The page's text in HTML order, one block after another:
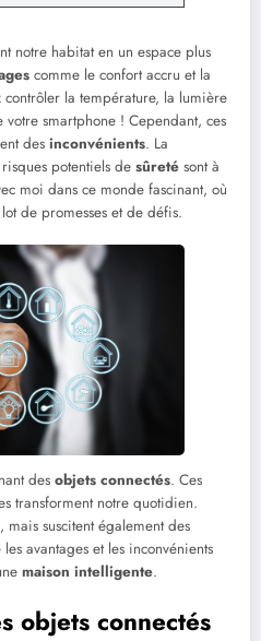
notre habitat en un espace plus
comme le confort accru et la
contrôler la température, la lumière
smartphone ! Cependant, ces
des inconvénients. La
potentiels de sûreté sont à
moi dans ce monde fascinant, où
de promesses et de défis.
des objets connectés. Ces
transforment notre quotidien.
mais suscitent également des
avantages et les inconvénients
maison intelligente.
objets connectés